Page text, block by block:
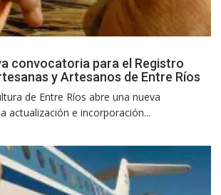
convocatoria para el Registro
y Artesanos de Entre Ríos
de Entre Ríos abre una nueva
actualización e incorporación...